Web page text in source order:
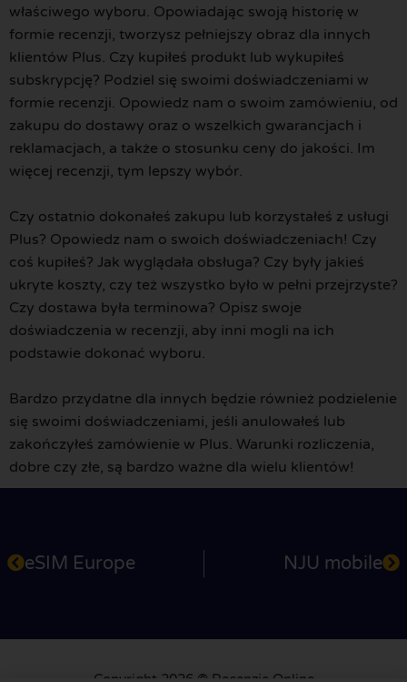
właściwego wyboru. Opowiadając swoją historię w
formie recenzji, tworzysz pełniejszy obraz dla innych
klientów Plus. Czy kupiłeś produkt lub wykupiłeś
subskrypcję? Podziel się swoimi doświadczeniami w
formie recenzji. Opowiedz nam o swoim zamówieniu, od
zakupu do dostawy oraz o wszelkich gwarancjach i
reklamacjach, a także o stosunku ceny do jakości. Im
więcej recenzji, tym lepszy wybór.
Czy ostatnio dokonałeś zakupu lub korzystałeś z usługi
Plus? Opowiedz nam o swoich doświadczeniach! Czy
coś kupiłeś? Jak wyglądała obsługa? Czy były jakieś
ukryte koszty, czy też wszystko było w pełni przejrzyste?
Czy dostawa była terminowa? Opisz swoje
doświadczenia w recenzji, aby inni mogli na ich
podstawie dokonać wyboru.
Bardzo przydatne dla innych będzie również podzielenie
się swoimi doświadczeniami, jeśli anulowałeś lub
zakończyłeś zamówienie w Plus. Warunki rozliczenia,
dobre czy złe, są bardzo ważne dla wielu klientów!
eSIM Europe NJU mobile